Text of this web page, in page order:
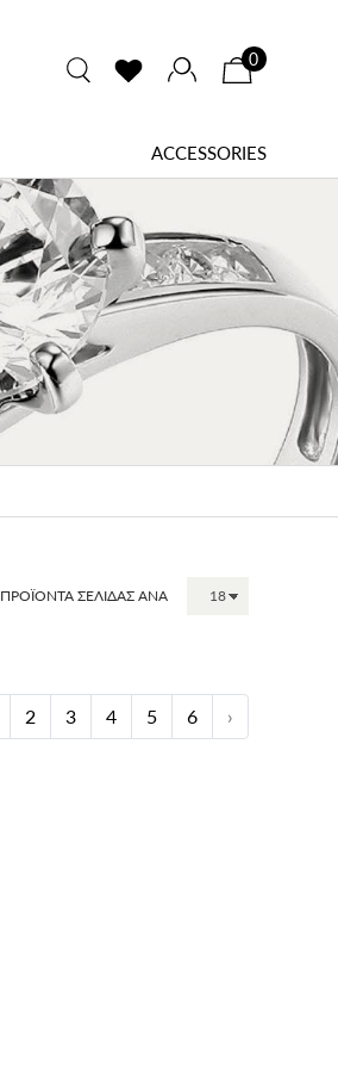
0
ACCESSORIES
ΠΡΟΪΟΝΤΑ ΣΕΛΙΔΑΣ ΑΝΑ
2 3 4 5 6 ›